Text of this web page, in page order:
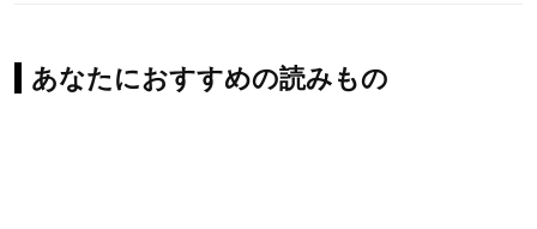
あなたにおすすめの読みもの